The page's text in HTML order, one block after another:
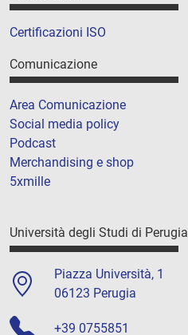
Certificazioni ISO
Comunicazione
Area Comunicazione
Social media policy
Podcast
Merchandising e shop
5xmille
Università degli Studi di Perugia
Piazza Università, 1
06123 Perugia
+39 0755851